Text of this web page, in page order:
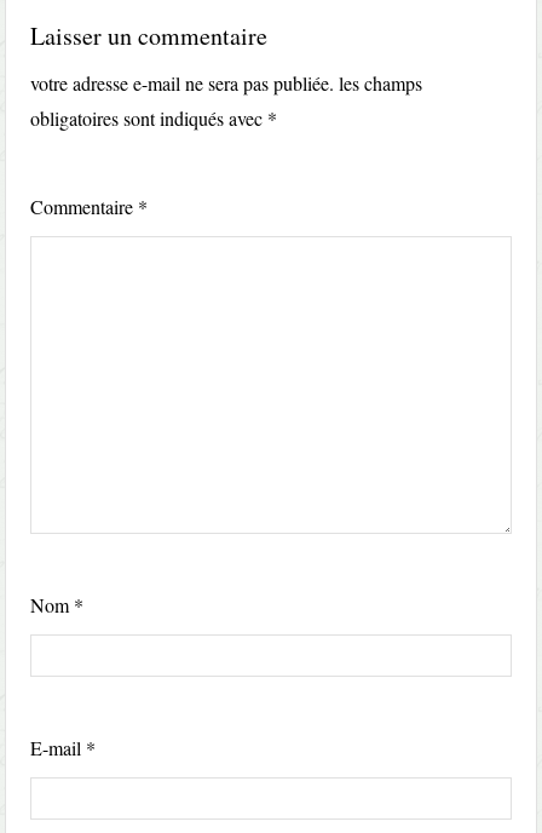
Laisser un commentaire
votre adresse e-mail ne sera pas publiée. les champs
obligatoires sont indiqués avec *
Commentaire *
Nom *
E-mail *